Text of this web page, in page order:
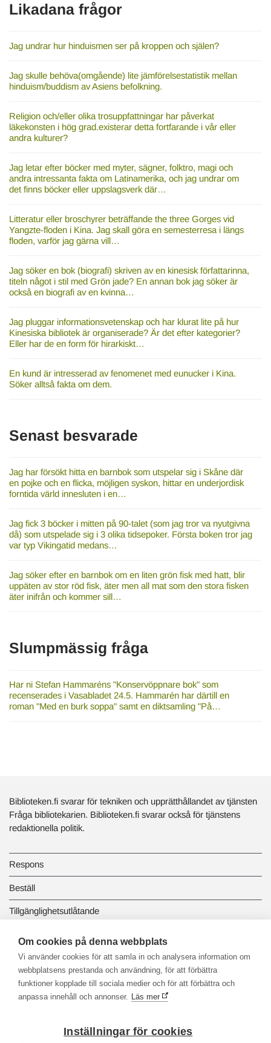
Likadana frågor
Jag undrar hur hinduismen ser på kroppen och själen?
Jag skulle behöva(omgående) lite jämförelsestatistik mellan
hinduism/buddism av Asiens befolkning.
Religion och/eller olika trosuppfattningar har påverkat
läkekonsten i hög grad.existerar detta fortfarande i vår eller
andra kulturer?
Jag letar efter böcker med myter, sägner, folktro, magi och
andra intressanta fakta om Latinamerika, och jag undrar om
det finns böcker eller uppslagsverk där…
Litteratur eller broschyrer beträffande the three Gorges vid
Yangzte-floden i Kina. Jag skall göra en semesterresa i längs
floden, varför jag gärna vill…
Jag söker en bok (biografi) skriven av en kinesisk författarinna,
titeln något i stil med Grön jade? En annan bok jag söker är
också en biografi av en kvinna…
Jag pluggar informationsvetenskap och har klurat lite på hur
Kinesiska bibliotek är organiserade? Är det efter kategorier?
Eller har de en form för hirarkiskt…
En kund är intresserad av fenomenet med eunucker i Kina.
Söker alltså fakta om dem.
Senast besvarade
Jag har försökt hitta en barnbok som utspelar sig i Skåne där
en pojke och en flicka, möjligen syskon, hittar en underjordisk
forntida värld innesluten i en…
Jag fick 3 böcker i mitten på 90-talet (som jag tror va nyutgivna
då) som utspelade sig i 3 olika tidsepoker. Första boken tror jag
var typ Vikingatid medans…
Jag söker efter en barnbok om en liten grön fisk med hatt, blir
uppäten av stor röd fisk, äter men all mat som den stora fisken
äter inifrån och kommer sill…
Slumpmässig fråga
Har ni Stefan Hammaréns "Konservöppnare bok" som
recenserades i Vasabladet 24.5. Hammarén har därtill en
roman "Med en burk soppa" samt en diktsamling "På…
Biblioteken.fi svarar för tekniken och upprätthållandet av tjänsten
Fråga bibliotekarien. Biblioteken.fi svarar också för tjänstens
redaktionella politik.
Respons
Beställ
Tillgänglighetsutlåtande
Dataskydd och registerbeskrivningar
Länkbiblioteket
Om cookies på denna webbplats
Vi använder cookies för att samla in och analysera information om
webbplatsens prestanda och användning, för att förbättra
funktioner kopplade till sociala medier och för att förbättra och
anpassa innehåll och annonser. Läs mer
Inställningar för cookies